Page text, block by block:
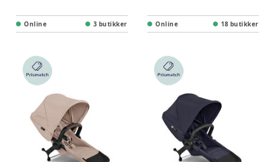
Online 3 butikker Online 18 butikker